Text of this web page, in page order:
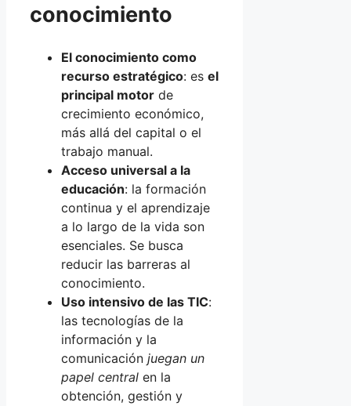
conocimiento
El conocimiento como
recurso estratégico: es el
principal motor de
crecimiento económico,
más allá del capital o el
trabajo manual.
Acceso universal a la
educación: la formación
continua y el aprendizaje
a lo largo de la vida son
esenciales. Se busca
reducir las barreras al
conocimiento.
Uso intensivo de las TIC:
las tecnologías de la
información y la
comunicación juegan un
papel central en la
obtención, gestión y